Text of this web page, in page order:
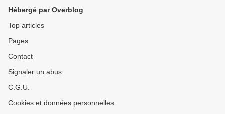
Hébergé par Overblog
Top articles
Pages
Contact
Signaler un abus
C.G.U.
Cookies et données personnelles